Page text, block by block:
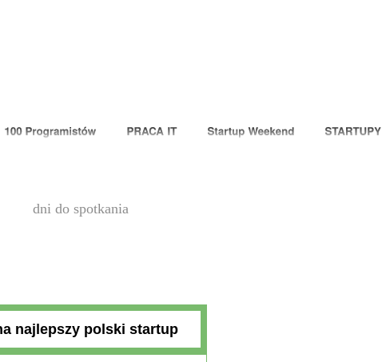
dni do spotkania
najlepszy polski startup